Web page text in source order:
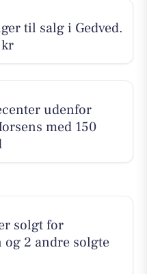
til salg i Gedved.
udenfor
med 150
solgt for
og 2 andre solgte